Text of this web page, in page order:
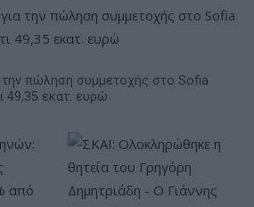
την πώληση συμμετοχής στο Sofia
49,35 εκατ. ευρώ